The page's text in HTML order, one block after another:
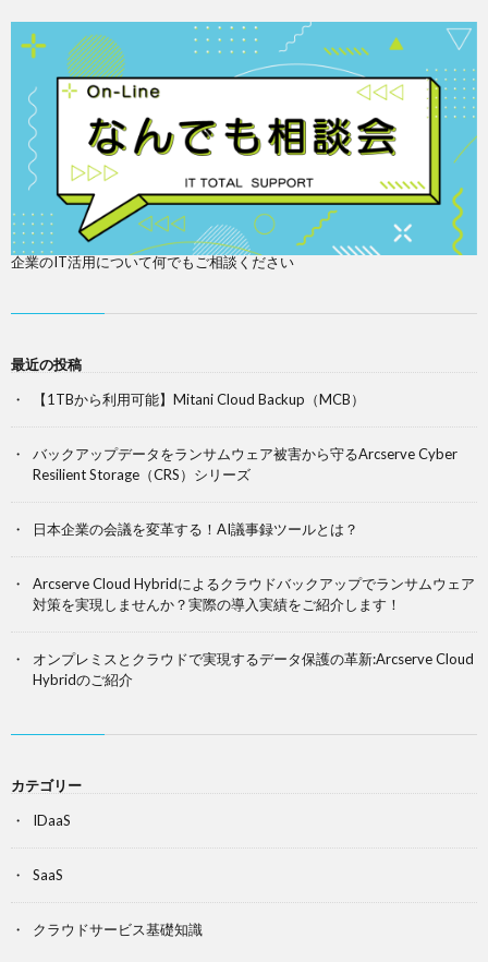
企業のIT活用について何でもご相談ください
最近の投稿
【1TBから利用可能】Mitani Cloud Backup（MCB）
バックアップデータをランサムウェア被害から守るArcserve Cyber
Resilient Storage（CRS）シリーズ
日本企業の会議を変革する！AI議事録ツールとは？
Arcserve Cloud Hybridによるクラウドバックアップでランサムウェア
対策を実現しませんか？実際の導入実績をご紹介します！
オンプレミスとクラウドで実現するデータ保護の革新:Arcserve Cloud
Hybridのご紹介
カテゴリー
IDaaS
SaaS
クラウドサービス基礎知識